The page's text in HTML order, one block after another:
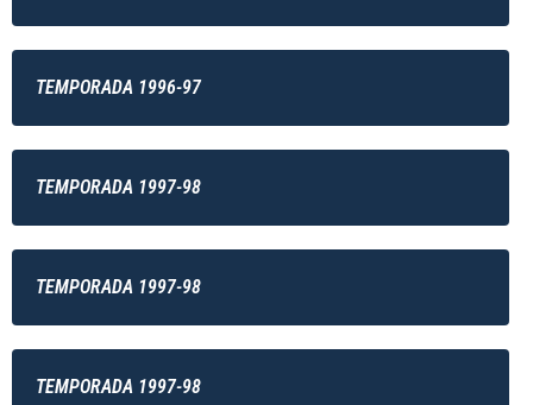
TEMPORADA 1996-97
TEMPORADA 1997-98
TEMPORADA 1997-98
TEMPORADA 1997-98